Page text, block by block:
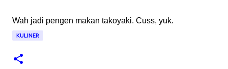
Wah jadi pengen makan takoyaki. Cuss, yuk.
KULINER